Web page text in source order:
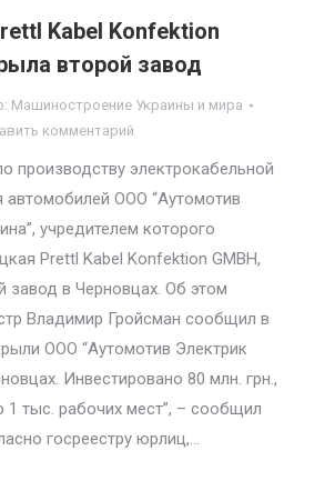
Kabel Konfektion
второй завод
Машиностроение Украины и мира
комментарий
производству электрокабельной
автомобилей ООО “Аутомотив
учредителем которого
Prettl Kabel Konfektion GMBH,
завод в Черновцах. Об этом
Владимир Гройсман сообщил в
ООО “Аутомотив Электрик
Инвестировано 80 млн. грн.,
1 тыс. рабочих мест”, – сообщил
госреестру юрлиц,…